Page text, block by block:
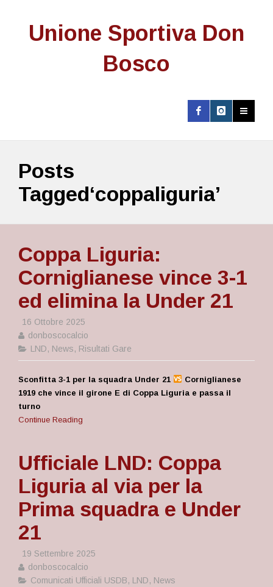
Unione Sportiva Don
Bosco
Posts
Tagged‘coppaliguria’
Coppa Liguria:
Corniglianese vince 3-1
ed elimina la Under 21
16 Ottobre 2025
donboscocalcio
LND, News, Risultati Gare
Sconfitta 3-1 per la squadra Under 21
Corniglianese
1919 che vince il girone E di Coppa Liguria e passa il
turno
Continue Reading
Ufficiale LND: Coppa
Liguria al via per la
Prima squadra e Under
21
19 Settembre 2025
donboscocalcio
Comunicati Ufficiali USDB, LND, News